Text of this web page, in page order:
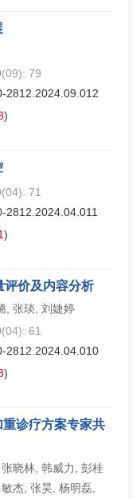
79
2812.2024.09.012
)
71
2812.2024.04.011
)
评价及内容分析
, 张琰, 刘婕婷
61
2812.2024.04.010
)
诊疗方案专家共
晓林, 韩威力, 彭桂
杰, 张昊, 杨明磊,